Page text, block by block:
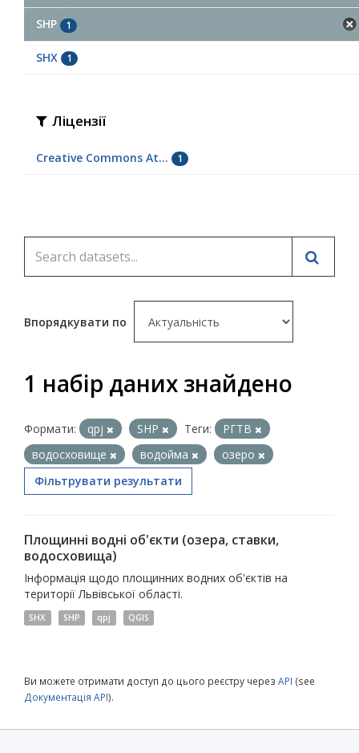
SHP 1
SHX 1
Ліцензії
Creative Commons At... 1
Впорядкувати по
1 набір даних знайдено
Формати: qpj SHP Теги:
РГТВ
водосховище
водойма
озеро
Фільтрувати результати
Площинні водні об'єкти (озера, ставки,
водосховища)
Інформація щодо площинних водних об'єктів на
території Львівської області.
SHX SHP qpj QGIS
Ви можете отримати доступ до цього реєстру через API (see
Документація API).